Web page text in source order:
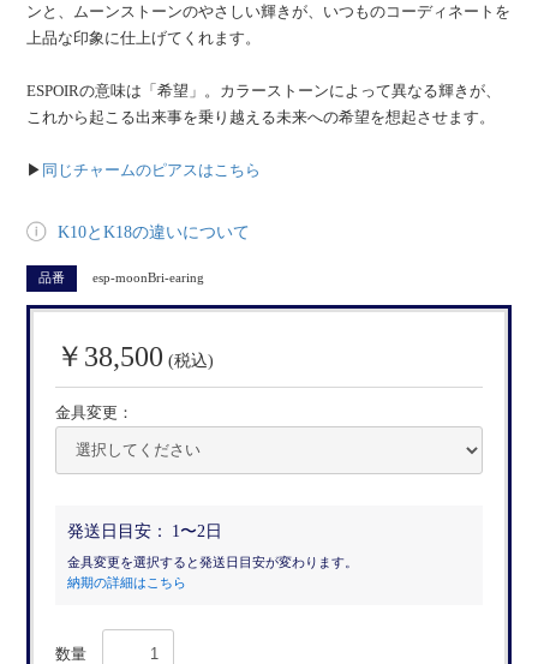
ンと、ムーンストーンのやさしい輝きが、いつものコーディネートを
上品な印象に仕上げてくれます。
ESPOIRの意味は「希望」。カラーストーンによって異なる輝きが、
これから起こる出来事を乗り越える未来への希望を想起させます。
▶︎ 同じチャームのピアスはこちら
K10とK18の違いについて
品番 esp-moonBri-earing
￥38,500 (税込)
金具変更：
発送日目安： 1〜2日
金具変更を選択すると発送日目安が変わります。
納期の詳細はこちら
数量